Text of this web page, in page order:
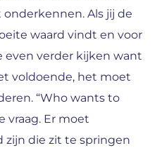
Als jij de
waard vindt en voor
even verder kijken want
voldoende, het moet
“Who wants to
vraag. Er moet
die zit te springen